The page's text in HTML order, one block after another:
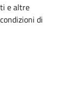
e altre
di